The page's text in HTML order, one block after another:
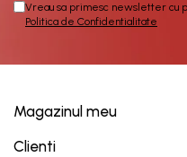
Vreau sa primesc newsletter cu
Politica de Confidentialitate
Magazinul meu
Clienti